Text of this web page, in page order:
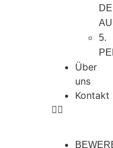
5.
Über
uns
Kontakt